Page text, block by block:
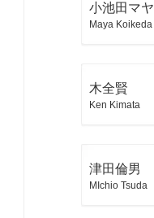
小池田マヤ
Maya Koikeda
木全賢
Ken Kimata
津田倫男
MIchio Tsuda